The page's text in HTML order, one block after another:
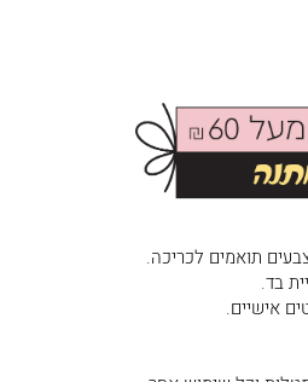
תואמים לכריכה.
אישיים.